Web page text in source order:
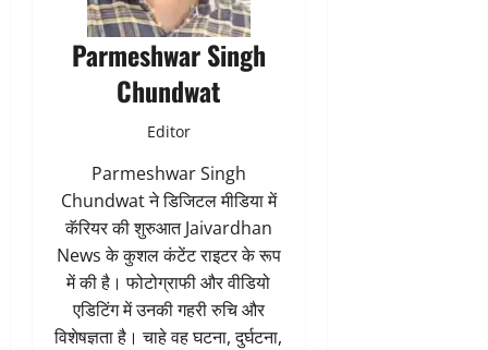
Parmeshwar Singh
Chundwat
Editor
Parmeshwar Singh
Chundwat ने डिजिटल मीडिया में
कॅरियर की शुरुआत Jaivardhan
News के कुशल कंटेंट राइटर के रूप
में की है। फोटोग्राफी और वीडियो
एडिटिंग में उनकी गहरी रुचि और
विशेषज्ञता है। चाहे वह घटना, दुर्घटना,